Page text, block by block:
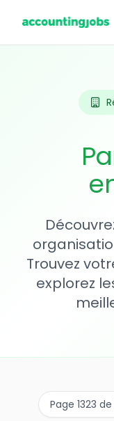
Trouvez
explorez
Page 1323